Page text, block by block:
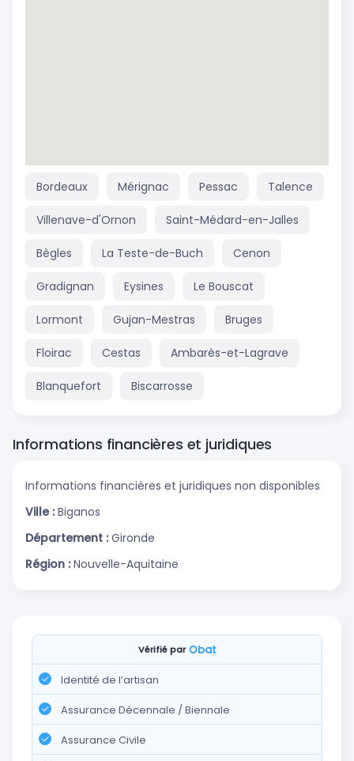
Bordeaux Mérignac Pessac Talence
Villenave-d'Ornon Saint-Médard-en-Jalles
Bègles La Teste-de-Buch Cenon
Gradignan Eysines Le Bouscat
Lormont Gujan-Mestras Bruges
Floirac Cestas Ambarès-et-Lagrave
Blanquefort Biscarrosse
Informations financières et juridiques
Informations financières et juridiques non disponibles
Ville : Biganos
Département : Gironde
Région : Nouvelle-Aquitaine
Vérifié par
Identité de l’artisan
Assurance Décennale / Biennale
Assurance Civile